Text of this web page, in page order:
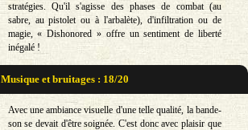
stratégies. Qu'il s'agisse des phases de combat (au
sabre, au pistolet ou à l'arbalète), d'infiltration ou de
magie, « Dishonored » offre un sentiment de liberté
inégalé !
Musique et bruitages : 18/20
Avec une ambiance visuelle d'une telle qualité, la bande-
son se devait d'être soignée. C'est donc avec plaisir que